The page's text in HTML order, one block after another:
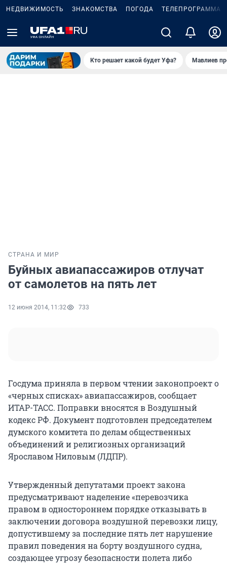
НЕДВИЖИМОСТЬ ЗНАКОМСТВА ПОГОДА ТЕЛЕПРОГРАММА
Кто решает какой будет Уфа? Мавлиев
СТРАНА И МИР
Буйных авиапассажиров отлучат
от самолетов на пять лет
12 июня 2014, 11:32 733
Госдума приняла в первом чтении законопроект о
«черных списках» авиапассажиров, сообщает
ИТАР-ТАСС. Поправки вносятся в Воздушный
кодекс РФ. Документ подготовлен председателем
думского комитета по делам общественных
объединений и религиозных организаций
Ярославом Ниловым (ЛДПР).
Утвержденный депутатами проект закона
предусматривают наделение «перевозчика
правом в одностороннем порядке отказывать в
заключении договора воздушной перевозки лицу,
допустившему за последние пять лет нарушение
правил поведения на борту воздушного судна,
создающее угрозу безопасности полета либо